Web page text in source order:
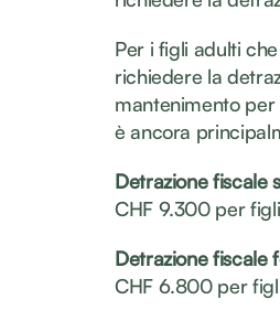
Per i figli adulti
richiedere la
mantenimento
è ancora
Detrazione fiscale
CHF 9.300 per
Detrazione fiscale
CHF 6.800 per